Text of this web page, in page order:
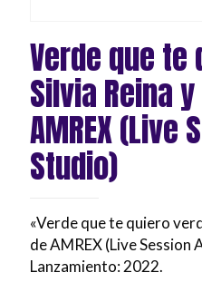
Verde que te
Silvia Reina
AMREX (Live
Studio)
«Verde que te quiero
de AMREX (Live Session
Lanzamiento: 2022.